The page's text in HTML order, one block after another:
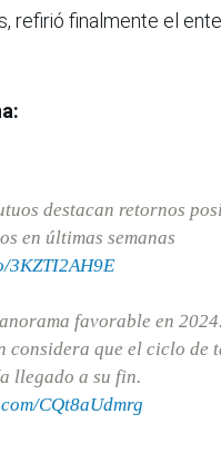
refirió finalmente el
destacan retornos
en últimas semanas
3KZTI2AH9E
favorable en 2024.
considera que el ciclo de
llegado a su fin.
CQt8aUdmrg